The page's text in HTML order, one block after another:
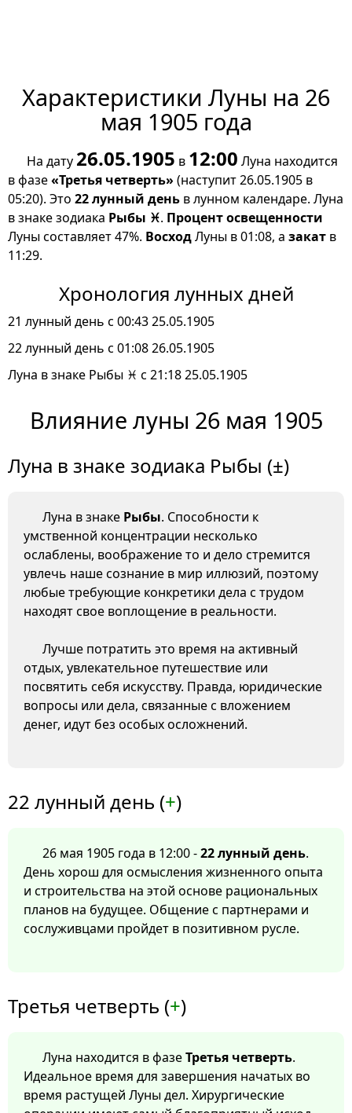
Характеристики Луны на 26
мая 1905 года
На дату 26.05.1905 в 12:00 Луна находится
в фазе«Третья четверть»(наступит 26.05.1905 в
05:20). Это 22 лунный день в лунном календаре. Луна
в знаке зодиака Рыбы ♓. Процент освещенности
Луны составляет 47%. ВосходЛуны в 01:08, а закат в
11:29.
Хронология лунных дней
21 лунный день с 00:43 25.05.1905
22 лунный день с 01:08 26.05.1905
Луна в знаке Рыбы ♓ с 21:18 25.05.1905
Влияние луны 26 мая 1905
Луна в знаке зодиака Рыбы (±)
Луна в знаке Рыбы. Способности к
умственной концентрации несколько
ослаблены, воображение то и дело стремится
увлечь наше сознание в мир иллюзий, поэтому
любые требующие конкретики дела с трудом
находят свое воплощение в реальности.
Лучше потратить это время на активный
отдых, увлекательное путешествие или
посвятить себя искусству. Правда, юридические
вопросы или дела, связанные с вложением
денег, идут без особых осложнений.
22 лунный день (+)
26 мая 1905 года в 12:00 -22 лунный день.
День хорош для осмысления жизненного опыта
и строительства на этой основе рациональных
планов на будущее. Общение с партнерами и
сослуживцами пройдет в позитивном русле.
Третья четверть (+)
Луна находится в фазеТретья четверть.
Идеальное время для завершения начатых во
время растущей Луны дел. Хирургические